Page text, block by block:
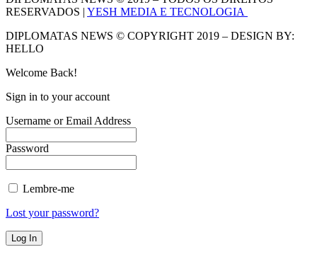
RESERVADOS | YESH MEDIA E TECNOLOGIA
DIPLOMATAS NEWS © COPYRIGHT 2019 – DESIGN BY:
HELLO
Welcome Back!
Sign in to your account
Username or Email Address
Password
Lembre-me
Lost your password?